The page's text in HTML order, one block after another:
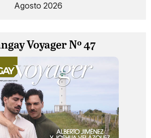
Agosto 2026
Voyager Nº 47